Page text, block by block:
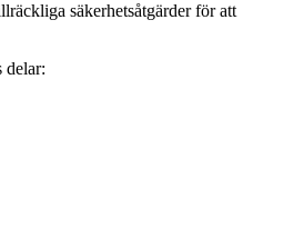
säkerhetsåtgärder för att
delar: